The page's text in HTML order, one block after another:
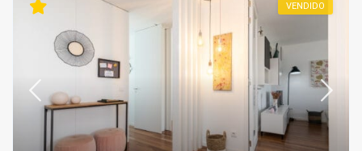
VENDIDO